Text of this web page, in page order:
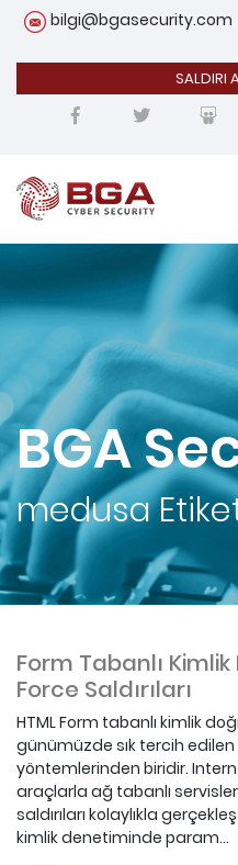
bilgi@bgasecurity.com
SALDIRI
BGA
medusa
Form Tabanlı
Force Saldırıları
HTML Form tabanlı kimlik
günümüzde sık tercih
yöntemlerinden biridir.
araçlarla ağ tabanlı
saldırıları kolaylıkla
kimlik denetiminde param...